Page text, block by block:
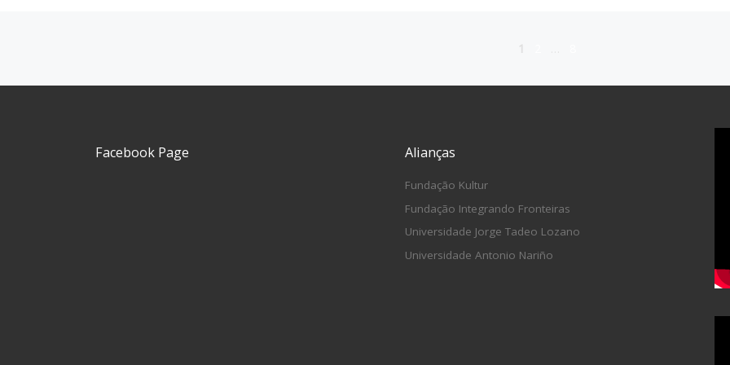
1
Facebook Page Alianças
Fundação Kultur
Fundação Integrando Fronteiras
Universidade Jorge Tadeo Lozano
Universidade Antonio Nariño